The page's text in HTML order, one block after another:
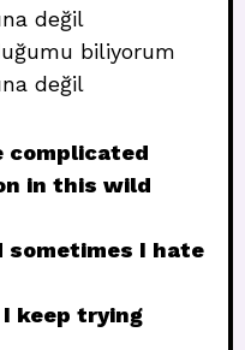
değil
biliyorum
değil
complicated
in this wild
sometimes I hate
keep trying